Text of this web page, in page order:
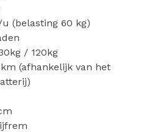
(belasting 60 kg)
/ 120kg
(afhankelijk van het